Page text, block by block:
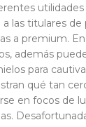
utilidades
las titulares
a premium.
además
para
qué tan
en focos de